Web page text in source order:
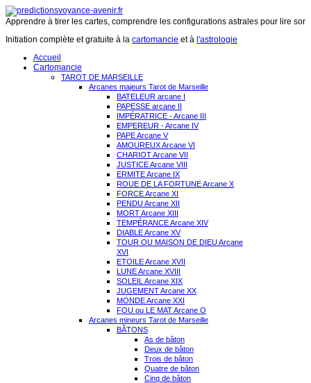
Apprendre à tirer les cartes, comprendre les configurations astrales pour lire
Initiation complète et gratuite à la cartomancie et à l'astrologie
Accueil
Cartomancie
TAROT DE MARSEILLE
Arcanes majeurs Tarot de Marseille
BATELEUR arcane I
PAPESSE arcane II
IMPÉRATRICE - Arcane III
EMPEREUR - Arcane IV
PAPE Arcane V
AMOUREUX Arcane VI
CHARIOT Arcane VII
JUSTICE Arcane VIII
ERMITE Arcane IX
ROUE DE LA FORTUNE Arcane X
FORCE Arcane XI
PENDU Arcane XII
MORT Arcane XIII
TEMPÉRANCE Arcane XIV
DIABLE Arcane XV
TOUR OU MAISON DE DIEU Arcane
XVI
ETOILE Arcane XVII
LUNE Arcane XVIII
SOLEIL Arcane XIX
JUGEMENT Arcane XX
MONDE Arcane XXI
FOU ou LE MAT Arcane O
Arcanes mineurs Tarot de Marseille
BÂTONS
As de bâton
Deux de bâton
Trois de bâton
Quatre de bâton
Cinq de bâton